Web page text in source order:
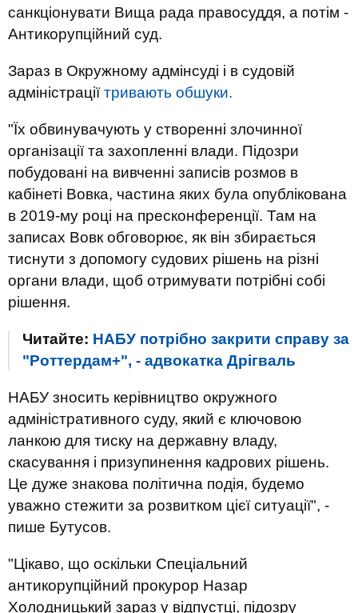
санкціонувати Вища рада правосуддя, а потім -
Антикорупційний суд.
Зараз в Окружному адмінсуді і в судовій
адміністрації тривають обшуки.
"Їх обвинувачують у створенні злочинної
організації та захопленні влади. Підозри
побудовані на вивченні записів розмов в
кабінеті Вовка, частина яких була опублікована
в 2019-му році на пресконференції. Там на
записах Вовк обговорює, як він збирається
тиснути з допомогу судових рішень на різні
органи влади, щоб отримувати потрібні собі
рішення.
Читайте: НАБУ потрібно закрити справу за
"Роттердам+", - адвокатка Дрігваль
НАБУ зносить керівництво окружного
адміністративного суду, який є ключовою
ланкою для тиску на державну владу,
скасування і призупинення кадрових рішень.
Це дуже знакова політична подія, будемо
уважно стежити за розвитком цієї ситуації", -
пише Бутусов.
"Цікаво, що оскільки Спеціальний
антикорупційний прокурор Назар
Холодницький зараз у відпустці, підозру